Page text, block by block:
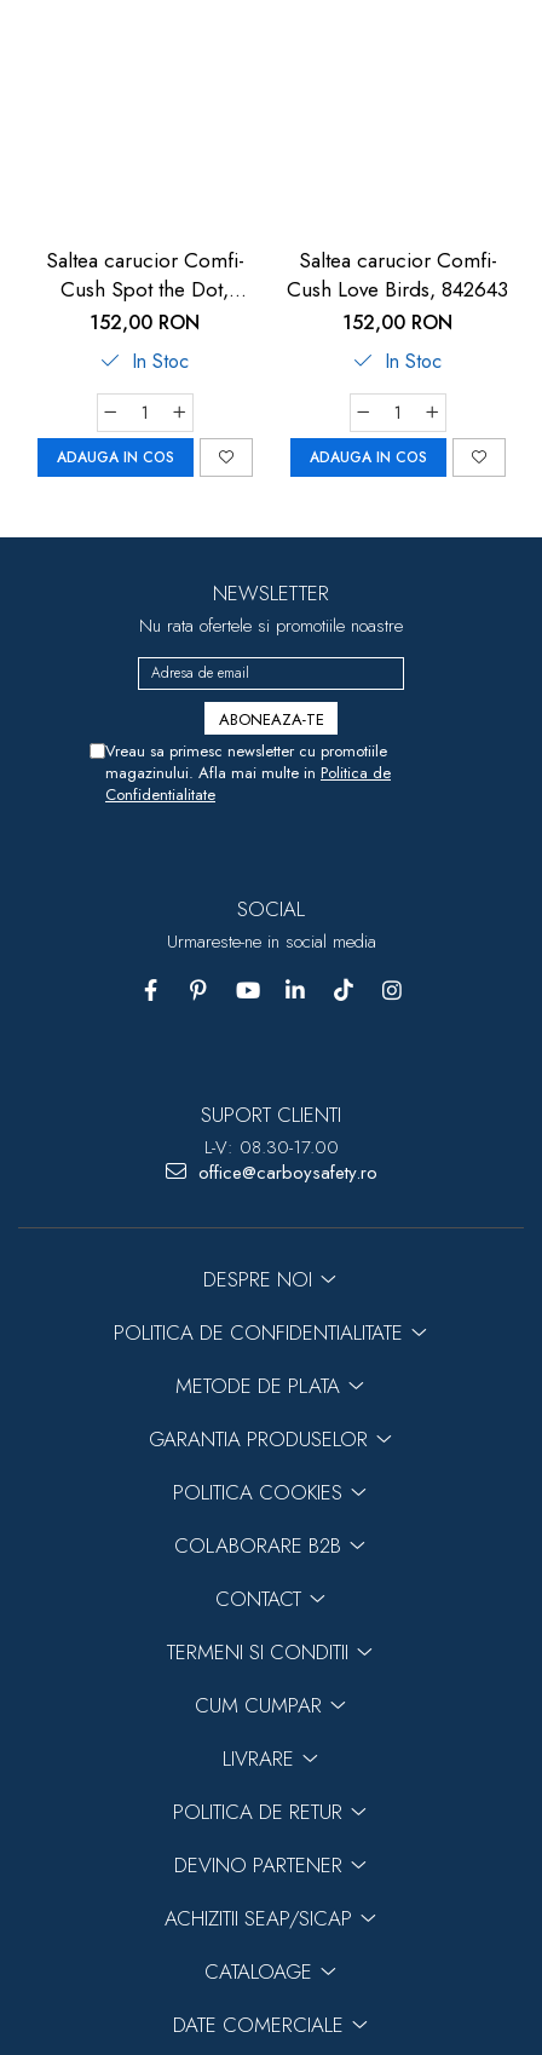
Saltea carucior Comfi-
Cush Spot the Dot,
841127
152,00 RON
In Stoc
ADAUGA IN COS
Saltea carucior Comfi-
Cush Love Birds, 842643
152,00 RON
In Stoc
ADAUGA IN COS
NEWSLETTER
Nu rata ofertele si promotiile noastre
Vreau sa primesc newsletter cu promotiile
magazinului. Afla mai multe in Politica de
Confidentialitate
SOCIAL
Urmareste-ne in social media
SUPORT CLIENTI
L-V: 08.30-17.00
office@carboysafety.ro
DESPRE NOI
POLITICA DE CONFIDENTIALITATE
METODE DE PLATA
GARANTIA PRODUSELOR
POLITICA COOKIES
COLABORARE B2B
CONTACT
TERMENI SI CONDITII
CUM CUMPAR
LIVRARE
POLITICA DE RETUR
DEVINO PARTENER
ACHIZITII SEAP/SICAP
CATALOAGE
DATE COMERCIALE